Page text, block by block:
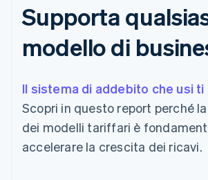
Supporta
modello di
Il sistema di addebito che usi
Scopri in questo report perché
dei modelli tariffari è
accelerare la crescita dei ricavi.